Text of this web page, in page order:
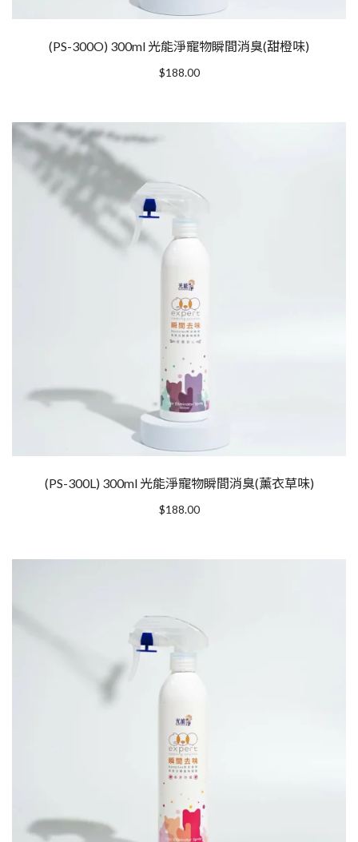
(PS-300O) 300ml 光能淨寵物瞬間消臭(甜橙味)
$188.00
(PS-300L) 300ml 光能淨寵物瞬間消臭(薰衣草味)
$188.00